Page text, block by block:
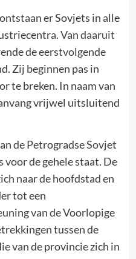
er Sovjets in alle
Van daaruit
de eerstvolgende
Zij beginnen pas in
te breken. In naam van
vrijwel uitsluitend
de Petrogradse Sovjet
de gehele staat. De
naar de hoofdstad en
tot een
van de Voorlopige
tussen de
van de provincie zich in